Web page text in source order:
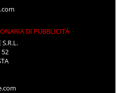
DI PUBBLICITÀ
S.R.L.
52